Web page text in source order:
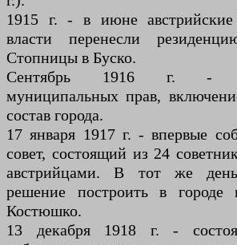
1915 г. - в июне австрийские
власти перенесли
Стопницы в Буско.
Сентябрь 1916 г. -
муниципальных прав,
состав города.
17 января 1917 г. - впервые
совет, состоящий из 24
австрийцами. В тот же
решение построить в городе
Костюшко.
13 декабря 1918 г. -